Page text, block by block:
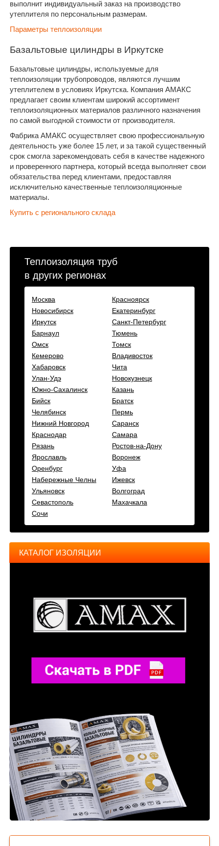
выполнит индивидуальный заказ на производство
утеплителя по персональным размерам.
Параметры теплоизоляции
Базальтовые цилиндры в Иркутске
Базальтовые цилиндры, используемые для
теплоизоляции трубопроводов, являются лучшим
утеплителем в условиях Иркутска. Компания АМАКС
предлагает своим клиентам широкий ассортимент
теплоизоляционных материалов различного назначения
по самой выгодной стоимости от производителя.
Фабрика АМАКС осуществляет свою профессиональную
деятельность уже более 15 лет, и за такой существенный
срок смогла зарекомендовать себя в качестве надежного
и проверенного партнера, который всегда выполняет свои
обязательства перед клиентами, предоставляя
исключительно качественные теплоизоляционные
материалы.
Купить с регионального склада
Теплоизоляция труб
в других регионах
Москва
Красноярск
Новосибирск
Екатеринбург
Иркутск
Санкт-Петербург
Барнаул
Тюмень
Омск
Томск
Кемерово
Владивосток
Хабаровск
Чита
Улан-Удэ
Новокузнецк
Южно-Сахалинск
Казань
Бийск
Братск
Челябинск
Пермь
Нижний Новгород
Саранск
Краснодар
Самара
Рязань
Ростов-на-Дону
Ярославль
Воронеж
Оренбург
Уфа
Набережные Челны
Ижевск
Ульяновск
Волгоград
Севастополь
Махачкала
Сочи
КАТАЛОГ ИЗОЛЯЦИИ